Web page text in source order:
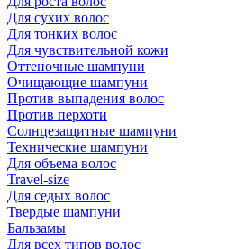
Для сухих волос
Для тонких волос
Для чувствительной кожи
Оттеночные шампуни
Очищающие шампуни
Против выпадения волос
Против перхоти
Солнцезащитные шампуни
Технические шампуни
Для объема волос
Travel-size
Для седых волос
Твердые шампуни
Бальзамы
Для всех типов волос